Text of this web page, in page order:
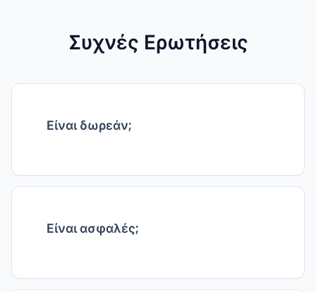
Συχνές Ερωτήσεις
Είναι δωρεάν;
Είναι ασφαλές;